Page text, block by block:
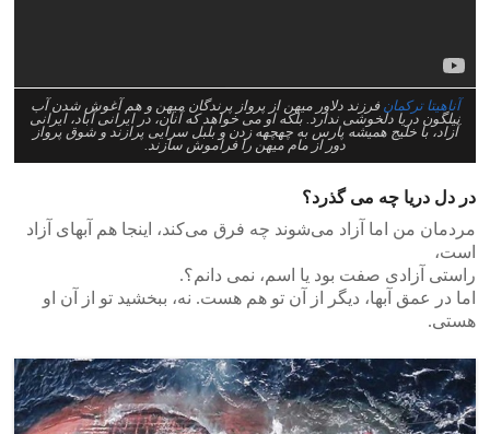
آناهیتا ترکمان فرزند دلاور میهن از پرواز پرندگان میهن و هم آغوش شدن آب
نیلگون دریا دلخوشی ندارد. بلکه او می خواهد که آنان، در ایرانی آباد، ایرانی
آزاد، با خلیج همیشه پارس به چهچهه زدن و بلبل سرایی پرازند و شوق پرواز
دور از مام میهن را فراموش سازند.
در دل دریا چه می گذرد؟
مردمان من اما آزاد می‌شوند چه فرق می‌کند، اینجا هم آبهای آزاد
است،
راستی‌ آزادی صفت بود یا اسم، نمی دانم؟.
اما در عمق آبها، دیگر از آن تو هم هست. نه، ببخشید تو از آن او
هستی.